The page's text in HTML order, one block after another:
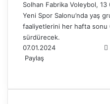
Solhan Fabrika Voleybol,
Yeni Spor Salonu’nda yaş
faaliyetlerini her hafta sonu
sürdürecek.
07.01.2024
Paylaş
cnm
ndalP
z